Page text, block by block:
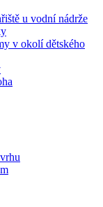
u vodní nádrže
v okolí dětského